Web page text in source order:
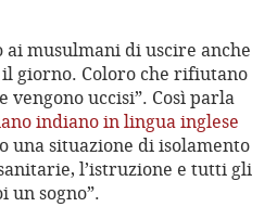
musulmani di uscire anche
giorno. Coloro che rifiutano
vengono uccisi”. Così parla
indiano in lingua inglese
una situazione di isolamento
l’istruzione e tutti gli
un sogno”.